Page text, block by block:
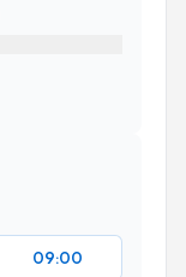
09:00